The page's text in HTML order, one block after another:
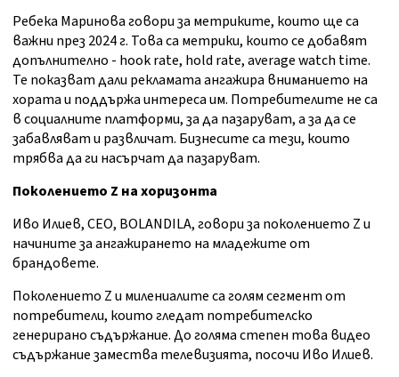
Ребека Маринова говори за метриките, които ще са
важни през 2024 г. Това са метрики, които се добавят
допълнително - hook rate, hold rate, average watch time.
Те показват дали рекламата ангажира вниманието на
хората и поддържа интереса им. Потребителите не са
в социалните платформи, за да пазаруват, а за да се
забавляват и развличат. Бизнесите са тези, които
трябва да ги насърчат да пазаруват.
Поколението Z на хоризонта
Ивo Илиев, CEO, BOLANDILA, говори за поколението Z и
начините за ангажирането на младежите от
брандовете.
Поколението Z и милениалите са голям сегмент от
потребители, които гледат потребителско
генерирано съдържание. До голяма степен това видео
съдържание замества телевизията, посочи Иво Илиев.